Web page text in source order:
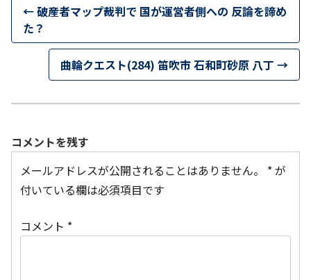
←破産者マップ裁判で 国が運営者側への 反論を諦め
た？
曲輪クエスト(284) 笛吹市 石和町砂原 八丁 →
コメントを残す
メールアドレスが公開されることはありません。
*が
付いている欄は必須項目です
コメント *